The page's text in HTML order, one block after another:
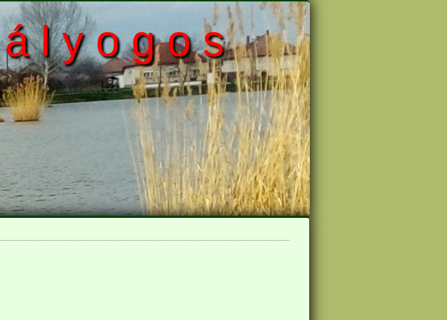
l y o g o s